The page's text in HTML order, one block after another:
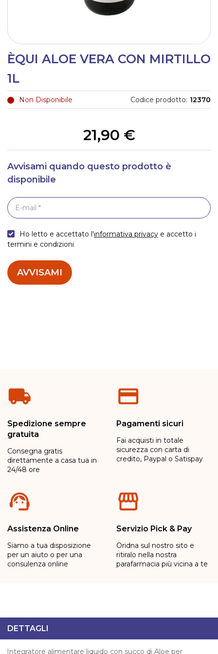
ÈQUI ALOE VERA CON MIRTILLO
1L
Non Disponibile Codice prodotto 12370
21,90 €
Avvisami quando questo prodotto è
disponibile
Ho letto e accettato l'informativa privacye accetto i
termini e condizioni
AVVISAMI
Spedizione sempre
gratuita
Consegna gratis
direttamente a casa tua in
24/48 ore
Pagamenti sicuri
Fai acquisti in totale
sicurezza con carta di
credito, Paypal o Satispay
Assistenza Online
Siamo a tua disposizione
per un aiuto o per una
consulenza online
Servizio Pick & Pay
Oridna sul nostro sito e
ritiralo nella nostra
parafarmacia più vicina a te
DETTAGLI
Integratore alimentare liquido con succo di Aloe per